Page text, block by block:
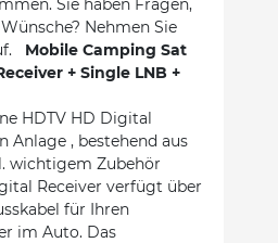
Nehmen Sie
Mobile Camping Sat
+ Single LNB +
HDTV HD Digital
Anlage , bestehend aus
wichtigem Zubehör
Receiver verfügt über
für Ihren
im Auto. Das